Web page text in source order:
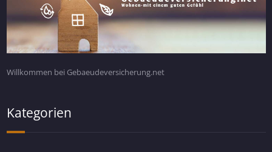
Willkommen bei Gebaeudeversicherung.net
Kategorien